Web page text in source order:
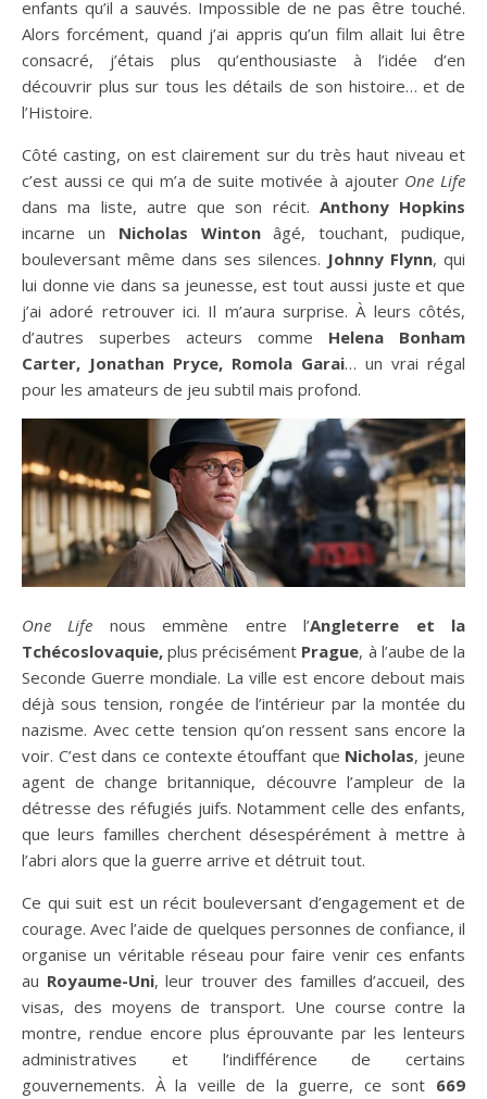
enfants qu’il a sauvés. Impossible de ne pas être touché.
Alors forcément, quand j’ai appris qu’un film allait lui être
consacré, j’étais plus qu’enthousiaste à l’idée d’en
découvrir plus sur tous les détails de son histoire… et de
l’Histoire.
Côté casting, on est clairement sur du très haut niveau et
c’est aussi ce qui m’a de suite motivée à ajouter One Life
dans ma liste, autre que son récit. Anthony Hopkins
incarne un Nicholas Wintonâgé, touchant, pudique,
bouleversant même dans ses silences. Johnny Flynn, qui
lui donne vie dans sa jeunesse, est tout aussi juste et que
j’ai adoré retrouver ici. Il m’aura surprise. À leurs côtés,
d’autres superbes acteurs comme Helena Bonham
Carter, Jonathan Pryce, Romola Garai… un vrai régal
pour les amateurs de jeu subtil mais profond.
One Life nous emmène entre l’Angleterre et la
Tchécoslovaquie, plus précisément Prague, à l’aube de la
Seconde Guerre mondiale. La ville est encore debout mais
déjà sous tension, rongée de l’intérieur par la montée du
nazisme. Avec cette tension qu’on ressent sans encore la
voir. C’est dans ce contexte étouffant que Nicholas, jeune
agent de change britannique, découvre l’ampleur de la
détresse des réfugiés juifs. Notamment celle des enfants,
que leurs familles cherchent désespérément à mettre à
l’abri alors que la guerre arrive et détruit tout.
Ce qui suit est un récit bouleversant d’engagement et de
courage. Avec l’aide de quelques personnes de confiance, il
organise un véritable réseau pour faire venir ces enfants
au Royaume-Uni, leur trouver des familles d’accueil, des
visas, des moyens de transport. Une course contre la
montre, rendue encore plus éprouvante par les lenteurs
administratives et l’indifférence de certains
gouvernements. À la veille de la guerre, ce sont 669